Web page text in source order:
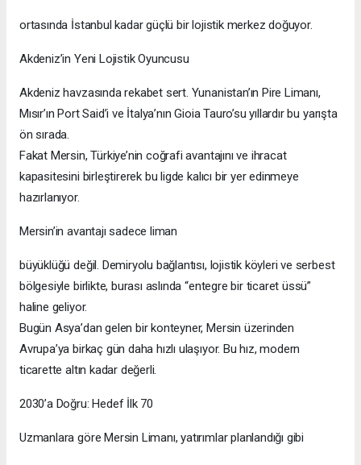
ortasında İstanbul kadar güçlü bir lojistik merkez doğuyor.
Akdeniz’in Yeni Lojistik Oyuncusu
Akdeniz havzasında rekabet sert. Yunanistan’ın Pire Limanı,
Mısır’ın Port Said’i ve İtalya’nın Gioia Tauro’su yıllardır bu yarışta
ön sırada.
Fakat Mersin, Türkiye’nin coğrafi avantajını ve ihracat
kapasitesini birleştirerek bu ligde kalıcı bir yer edinmeye
hazırlanıyor.
Mersin’in avantajı sadece liman
büyüklüğü değil. Demiryolu bağlantısı, lojistik köyleri ve serbest
bölgesiyle birlikte, burası aslında “entegre bir ticaret üssü”
haline geliyor.
Bugün Asya’dan gelen bir konteyner, Mersin üzerinden
Avrupa’ya birkaç gün daha hızlı ulaşıyor. Bu hız, modern
ticarette altın kadar değerli.
2030’a Doğru: Hedef İlk 70
Uzmanlara göre Mersin Limanı, yatırımlar planlandığı gibi